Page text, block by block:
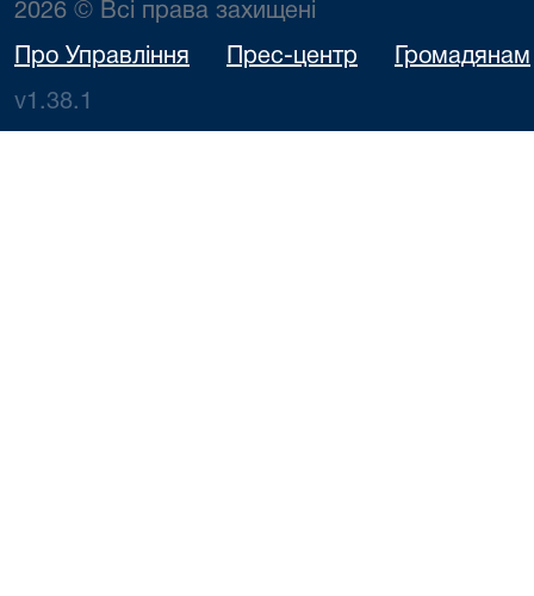
2026 © Всі права захищені
Про Управління Прес-центр Громадянам
v1.38.1